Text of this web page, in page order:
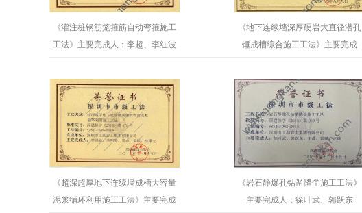
《灌注桩钢筋笼箍筋自动弯箍施工
工法》主要完成人：李超、李红波
《地下连续墙深厚硬岩大直径潜孔
锤成槽综合施工工法》主要完成
《超深超厚地下连续墙成槽大容量
泥浆循环利用施工工法》主要完成
《岩石静爆孔钻凿降尘施工工法》
主要完成人：徐叶武、郭跃东